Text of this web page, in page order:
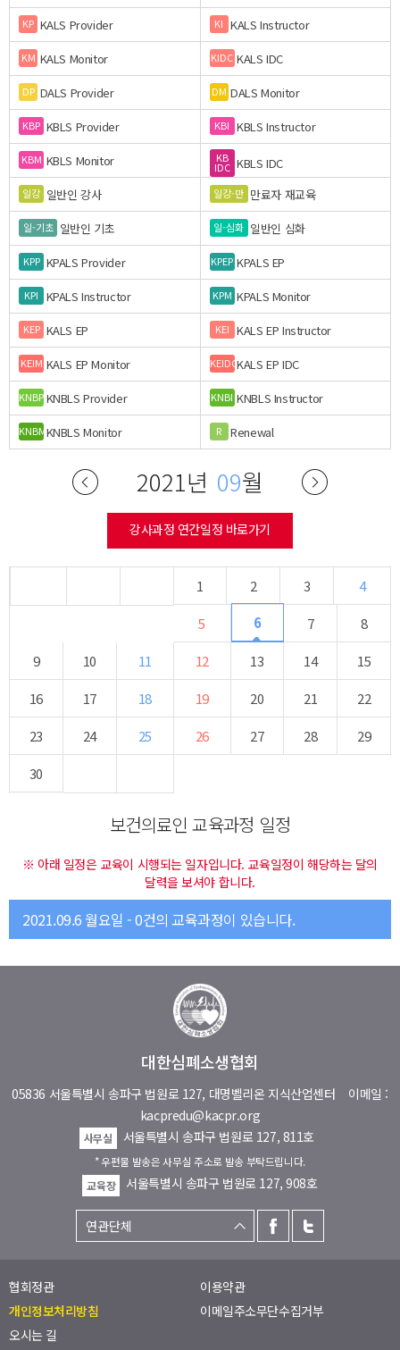
KP KALS Provider KI KALS Instructor
KM KALS Monitor KIDC KALS IDC
DP DALS Provider DM DALS Monitor
KBP KBLS Provider KBI KBLS Instructor
KBM KBLS Monitor KB
IDC KBLS IDC
일강 일반인 강사 일강-만 만료자 재교육
일-기초 일반인 기초 일-심화 일반인 심화
KPP KPALS Provider KPEP KPALS EP
KPI KPALS Instructor KPM KPALS Monitor
KEP KALS EP KEI KALS EP Instructor
KEIM KALS EP Monitor KEIDCKALS EP IDC
KNBPKNBLS Provider KNBI KNBLS Instructor
KNBMKNBLS Monitor R Renewal
2021년 09월
강사과정 연간일정 바로가기
1 2 3
4
5
6 7
8
9
10 11 12 13 14
15
16
17 18 19 20 21
22
23
24 25 26 27 28
29
30
보건의료인 교육과정 일정
※ 아래 일정은 교육이 시행되는 일자입니다. 교육일정이 해당하는 달의
달력을 보셔야 합니다.
2021.09.6 월요일 - 0건의 교육과정이 있습니다.
대한심폐소생협회
05836 서울특별시 송파구 법원로 127, 대명벨리온 지식산업센터 이메일 :
kacpredu@kacpr.org
사무실 서울특별시 송파구 법원로 127, 811호
* 우편물 발송은 사무실 주소로 발송 부탁드립니다.
교육장
서울특별시 송파구 법원로 127, 908호
협회정관
이용약관
개인정보처리방침
이메일주소무단수집거부
오시는 길